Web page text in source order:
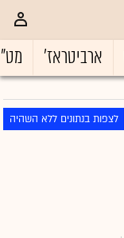
ארביטראז'
לצפות בנתונים ללא השהיה